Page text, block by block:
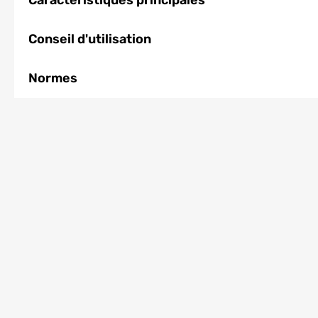
Conseil d'utilisation
Normes